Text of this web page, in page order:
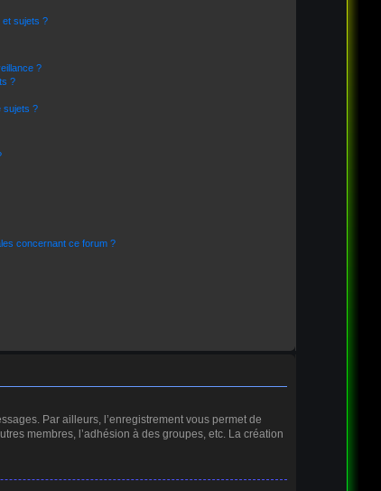
et sujets ?
?
?
sujets ?
concernant ce forum ?
Par ailleurs, l’enregistrement vous permet de
membres, l’adhésion à des groupes, etc. La création